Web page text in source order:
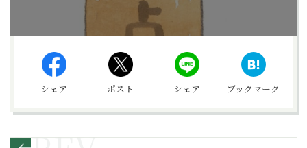
シェア ポスト シェア ブックマーク